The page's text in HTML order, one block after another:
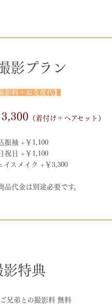
影プラン
影料＋お支度代】
3,300 （着付け＋ヘアセット）
振袖 +￥1,100
祝日 +￥1,100
イスメイク +￥3,300
品代金は別途必要です。
影特典
兄弟との撮影料 無料